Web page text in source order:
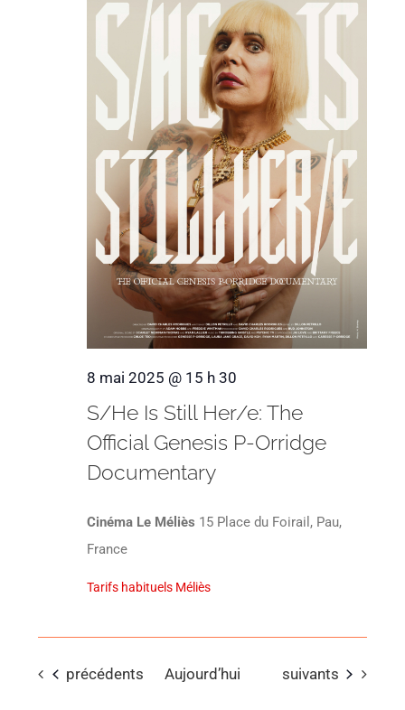
8 mai 2025 @ 15 h 30
S/He Is Still Her/e: The
Official Genesis P-Orridge
Documentary
Cinéma Le Méliès 15 Place du Foirail, Pau,
France
Tarifs habituels Méliès
Évènements
précédents Aujourd’hui Évènements
suivants